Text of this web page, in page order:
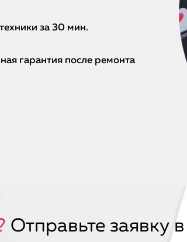
за 30 мин.
гарантия после ремонта
Отправьте заявку